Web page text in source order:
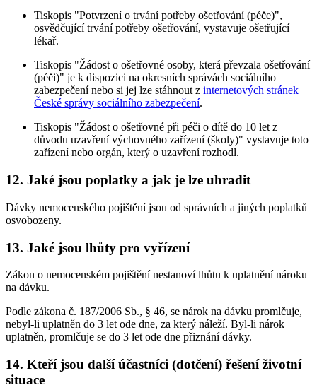
Tiskopis "Potvrzení o trvání potřeby ošetřování (péče)",
osvědčující trvání potřeby ošetřování, vystavuje ošetřující
lékař.
Tiskopis "Žádost o ošetřovné osoby, která převzala ošetřování
(péči)" je k dispozici na okresních správách sociálního
zabezpečení nebo si jej lze stáhnout z internetových stránek
České správy sociálního zabezpečení.
Tiskopis "Žádost o ošetřovné při péči o dítě do 10 let z
důvodu uzavření výchovného zařízení (školy)" vystavuje toto
zařízení nebo orgán, který o uzavření rozhodl.
12. Jaké jsou poplatky a jak je lze uhradit
Dávky nemocenského pojištění jsou od správních a jiných poplatků
osvobozeny.
13. Jaké jsou lhůty pro vyřízení
Zákon o nemocenském pojištění nestanoví lhůtu k uplatnění nároku
na dávku.
Podle zákona č. 187/2006 Sb., § 46, se nárok na dávku promlčuje,
nebyl-li uplatněn do 3 let ode dne, za který náleží. Byl-li nárok
uplatněn, promlčuje se do 3 let ode dne přiznání dávky.
14. Kteří jsou další účastníci (dotčení) řešení životní
situace